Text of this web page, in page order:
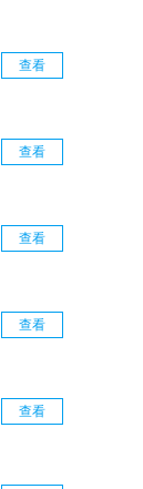
查看
查看
查看
查看
查看